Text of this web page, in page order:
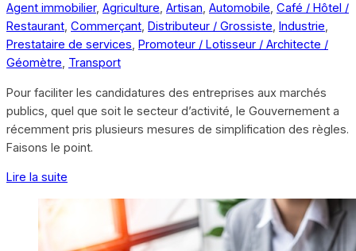
Agent immobilier, Agriculture, Artisan, Automobile, Café / Hôtel /
Restaurant, Commerçant, Distributeur / Grossiste, Industrie,
Prestataire de services, Promoteur / Lotisseur / Architecte /
Géomètre, Transport
Pour faciliter les candidatures des entreprises aux marchés
publics, quel que soit le secteur d’activité, le Gouvernement a
récemment pris plusieurs mesures de simplification des règles.
Faisons le point.
Lire la suite